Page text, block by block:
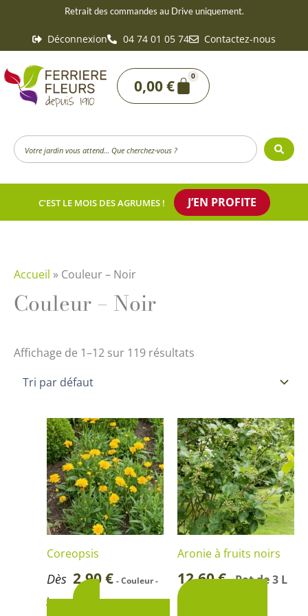
contenu
Retrait des commandes au Drive uniquement.
Déconnexion 04 74 01 05 74 Contactez-nous
0,00€
0
Panier
Search
...
C’EST LE MOIS DES AGRUMES ! J’EN PROFITE
Accueil » Couleur – Noir
Couleur – Noir
Affichage de 1–12 sur 119 résultats
Coreopsis
Dès 2,90€ - Couleur -
Jaune
Ce
produit
a
plusieurs
variations.
Les
options
être
Aronie à fruits noirs
12,60€-Pot de 3 L